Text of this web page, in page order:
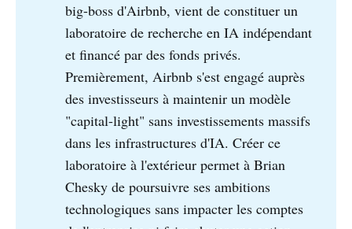
big-boss d'Airbnb, vient de constituer un
laboratoire de recherche en IA indépendant
et financé par des fonds privés.
Premièrement, Airbnb s'est engagé auprès
des investisseurs à maintenir un modèle
"capital-light" sans investissements massifs
dans les infrastructures d'IA. Créer ce
laboratoire à l'extérieur permet à Brian
Chesky de poursuivre ses ambitions
technologiques sans impacter les comptes